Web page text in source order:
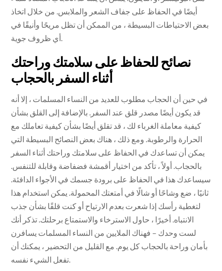
أيضًا في الحفاظ على جفاف الشعر والملابس. من خلال اتخاذ
بعض الاحتياطات البسيطة ، من الممكن أن تظل مريحًا وأنيقًا في
نصائح للحفاظ على سلامتك وراحتك
أثناء السفر بالحجاب
في حين أن الحجاب مطلوب للعديد من النساء المسلمات ، إلا أنه
قد يكون أيضًا مصدر قلق عند السفر. بالإضافة إلى القلق بشأن
كيفية معاملة الغرباء لك ، قد تقلق أيضًا بشأن كيفية تعاملك مع
الحرارة والرطوبة. ومع ذلك ، هناك بعض النصائح البسيطة التي
يمكن أن تساعدك في الحفاظ على سلامتك وراحتك أثناء السفر
بالحجاب. أولاً ، تأكد من اختيار أقمشة فضفاضة وقابلة للتنفس.
سيساعدك هذا في الحفاظ على برودة جسمك في الأجواء الدافئة.
ثانيًا ، ضع وشاحًا أو شالًا في أمتعتك المحمولة. يمكن استخدام هذا
لتغطية رأسك إذا شعرت بعدم الارتياح أو كنت قلقًا بشأن جذب
الانتباه. أخيرًا ، حاول الاسترخاء والاستمتاع برحلتك. تذكر أنك
لست وحدك – فهناك الملايين من النساء المسلمات يسافرن
بأمان وراحة بالحجاب كل يوم. مع القليل من التحضير ، يمكنك أن
تفعل الشيء نفسه.